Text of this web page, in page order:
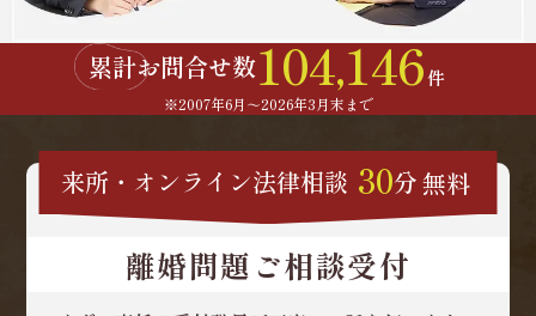
累計お問合せ数104,146件
※2007年6月～2026年3月末まで
来所・オンライン法律相談 30分無料
離婚問題ご相談受付